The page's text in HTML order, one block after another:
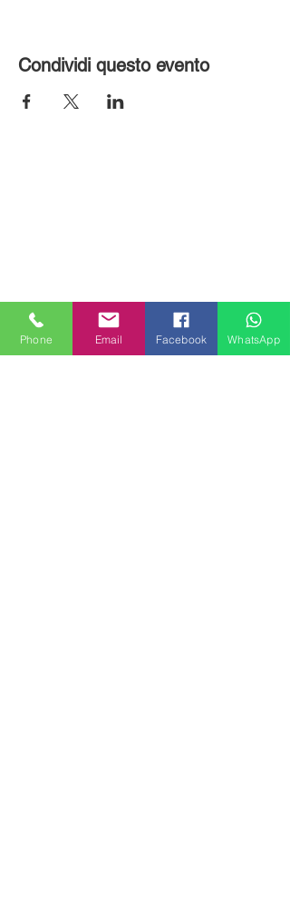
Condividi questo evento
Phone Email Facebook WhatsApp